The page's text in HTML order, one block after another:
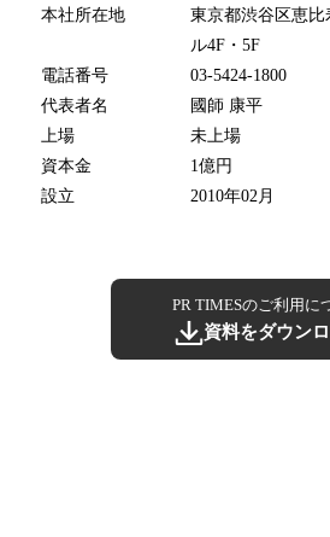
本社所在地
東京都渋谷区恵
ル4F・5F
電話番号
03-5424-1800
代表者名
國師 康平
上場
未上場
資本金
1億円
設立
2010年02月
PR TIMESのご利用に
資料をダウン